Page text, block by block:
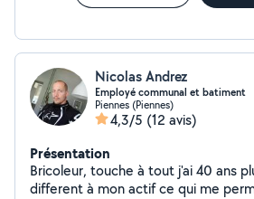
Nicolas Andrez
Employé communal et batiment
Piennes (Piennes)
4,3/5 (12 avis)
Présentation
Bricoleur, touche à tout j'ai 40 ans plusieurs metiers
different à mon actif ce qui me